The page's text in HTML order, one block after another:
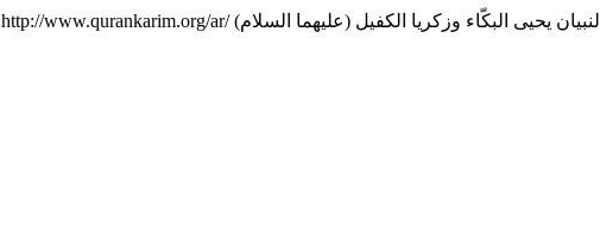
http://www.qurankarim.org/ar/النبيان يحيى البكّاء وزكريا الكفيل (عليهما السلام)